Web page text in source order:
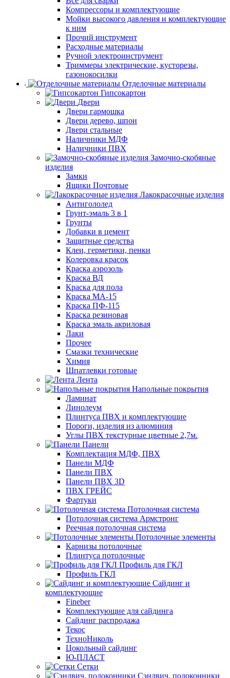
Компрессоры и комплектующие
Мойки высокого давления и комплектующие
к ним
Прочий инструмент
Расходные материалы
Ручной электроинструмент
Триммеры электрические, кусторезы,
газонокосилки
Отделочные материалы
Гипсокартон
Двери
Двери гармошка
Двери дерево, шпон
Двери стальные
Наличники МДФ
Наличники ПВХ
Замочно-скобяные
изделия
Замки
Ящики Почтовые
Лакокрасочные изделия
Антигололед
Грунт-эмаль 3 в 1
Грунты
Добавки в цемент
Защитные средства
Клеи, герметики, пенки
Колеровка красок
Краска аэрозоль
Краска ВД
Краска для пола
Краска МА-15
Краска ПФ-115
Краска резиновая
Краска эмаль акриловая
Лаки
Прочее
Смазки технические
Химия
Шпатлевки готовые
Лента
Напольные покрытия
Ламинат
Линолеум
Плинтуса ПВХ и комплектующие
Пороги, изделия из алюминия
Углы ПВХ текстурные цветные 2,7м.
Панели
Комплектация МДФ, ПВХ
Панели МДФ
Панели ПВХ
Панели ПВХ 3D
ПВХ ГРЕЙС
Фартуки
Потолочная система
Потолочная система Армстронг
Реечная потолочная система
Потолочные элементы
Карнизы потолочные
Плинтуса потолочные
Профиль для ГКЛ
Профиль ГКЛ
Сайдинг и
комплектующие
Fineber
Комплектующие для сайдинга
Сайдинг распродажа
Текос
ТехноНиколь
Цокольный сайдинг
Ю-ПЛАСТ
Сетки
Сэндвич, подоконники